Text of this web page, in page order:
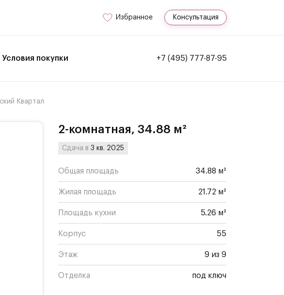
Избранное Консультация
Условия покупки +7 (495) 777-87-95
Квартал
2-комнатная, 34.88 м²
Сдача в3 кв. 2025
Общая площадь 34.88 м²
Жилая площадь 21.72 м²
Площадь кухни 5.26 м²
Корпус 55
Этаж 9 из 9
Отделка под ключ